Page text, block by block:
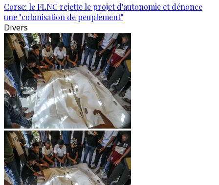
Corse: le FLNC rejette le projet d'autonomie et dénonce
une "colonisation de peuplement"
Divers